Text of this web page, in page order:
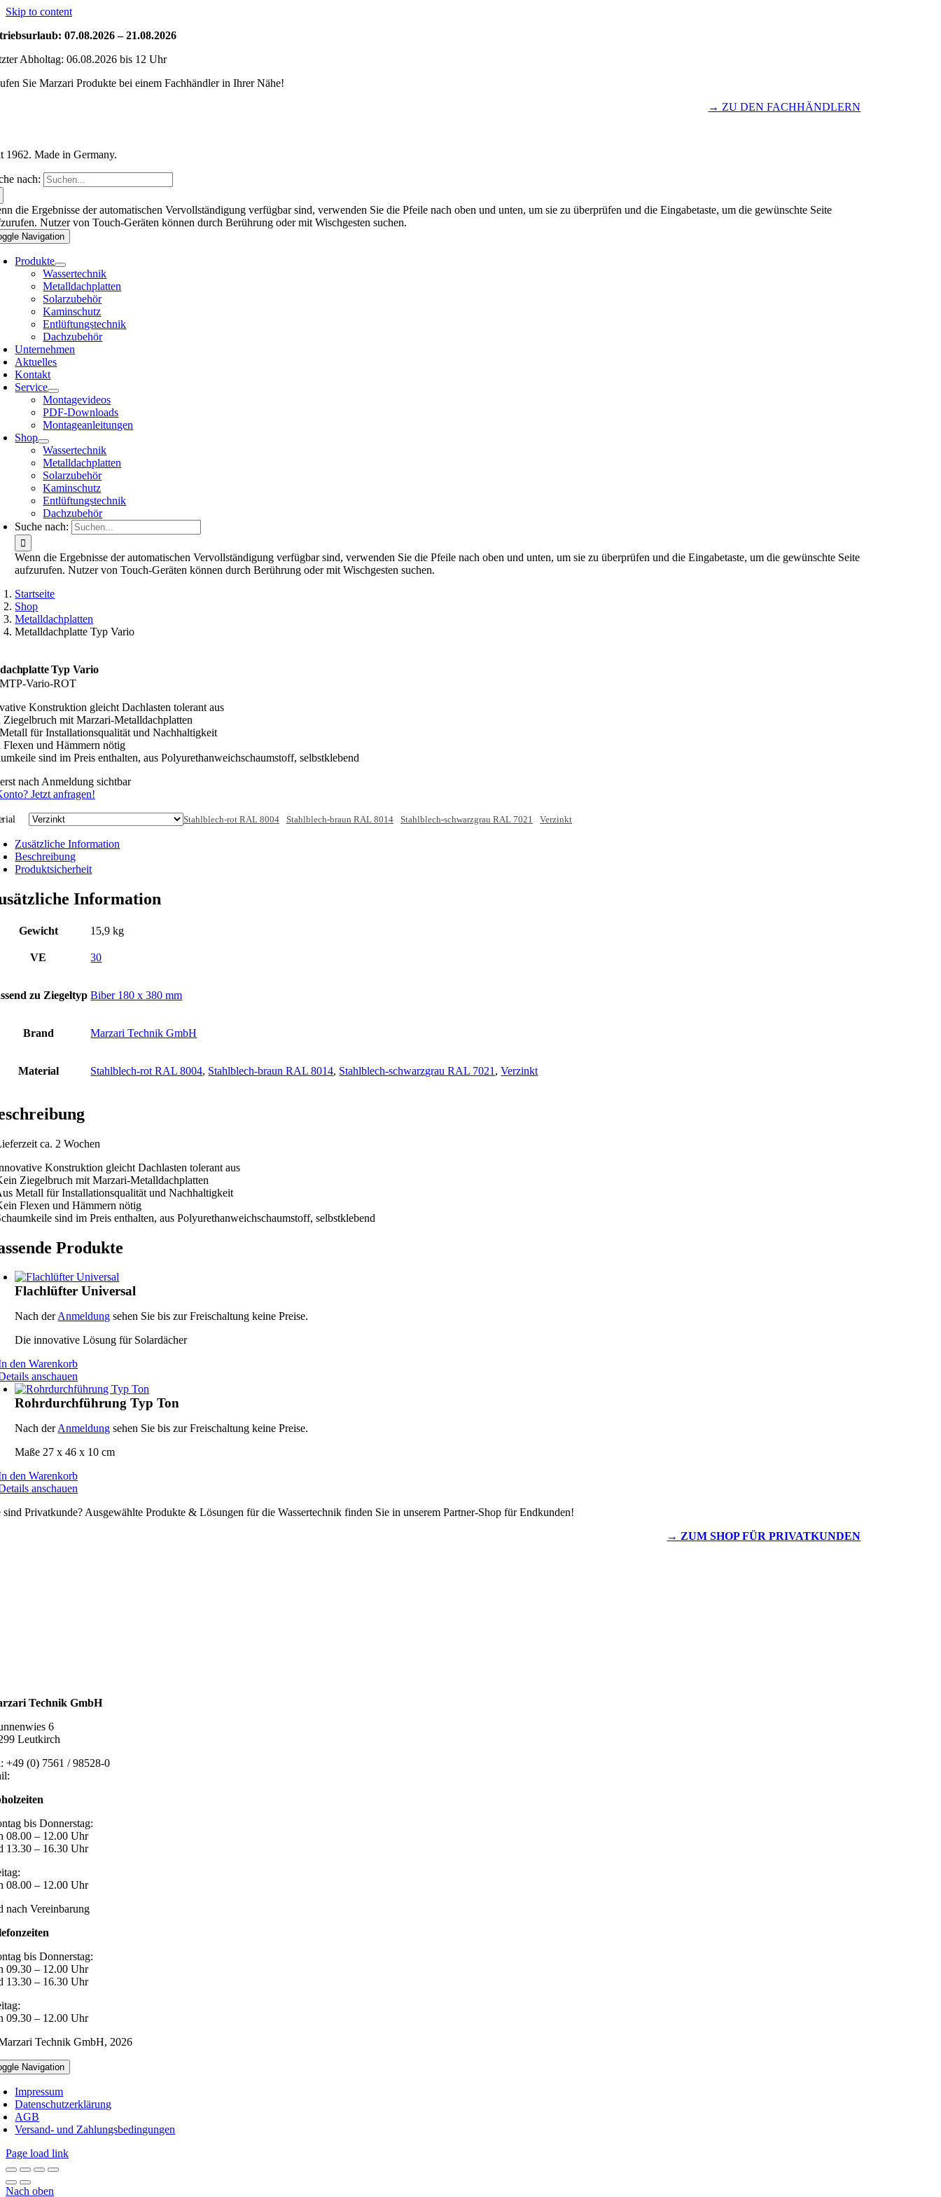
Skip to content
07.08.2026 – 21.08.2026
Abholtag: 06.08.2026 bis 12 Uhr
Sie Marzari Produkte bei einem Fachhändler in Ihrer Nähe!
→ ZU DEN FACHHÄNDLERN
1962. Made in Germany.
nach:
die Ergebnisse der automatischen Vervollständigung verfügbar sind, verwenden Sie die Pfeile nach oben und unten, um sie zu überprüfen und die Eingabetaste, um die gewünschte Seite
Nutzer von Touch-Geräten können durch Berührung oder mit Wischgesten suchen.
Navigation
Produkte
Wassertechnik
Metalldachplatten
Solarzubehör
Kaminschutz
Entlüftungstechnik
Dachzubehör
Unternehmen
Aktuelles
Kontakt
Service
Montagevideos
PDF-Downloads
Montageanleitungen
Shop
Wassertechnik
Metalldachplatten
Solarzubehör
Kaminschutz
Entlüftungstechnik
Dachzubehör
Suche nach:
Wenn die Ergebnisse der automatischen Vervollständigung verfügbar sind, verwenden Sie die Pfeile nach oben und unten, um sie zu überprüfen und die Eingabetaste, um die gewünschte Seite
aufzurufen. Nutzer von Touch-Geräten können durch Berührung oder mit Wischgesten suchen.
Startseite
Shop
Metalldachplatten
Metalldachplatte Typ Vario
Typ Vario
MTP-Vario-ROT
Konstruktion gleicht Dachlasten tolerant aus
mit Marzari-Metalldachplatten
für Installationsqualität und Nachhaltigkeit
und Hämmern nötig
sind im Preis enthalten, aus Polyurethanweichschaumstoff, selbstklebend
nach Anmeldung sichtbar
Jetzt anfragen!
Stahlblech-rot RAL 8004 Stahlblech-braun RAL 8014 Stahlblech-schwarzgrau RAL 7021 Verzinkt
Zusätzliche Information
Beschreibung
Produktsicherheit
Information
Gewicht 15,9 kg
VE 30
zu Ziegeltyp Biber 180 x 380 mm
Brand Marzari Technik GmbH
Material Stahlblech-rot RAL 8004, Stahlblech-braun RAL 8014, Stahlblech-schwarzgrau RAL 7021 ,Verzinkt
ca. 2 Wochen
Konstruktion gleicht Dachlasten tolerant aus
Ziegelbruch mit Marzari-Metalldachplatten
Metall für Installationsqualität und Nachhaltigkeit
Flexen und Hämmern nötig
sind im Preis enthalten, aus Polyurethanweichschaumstoff, selbstklebend
Produkte
Flachlüfter Universal
Nach derAnmeldung sehen Sie bis zur Freischaltung keine Preise.
Die innovative Lösung für Solardächer
den Warenkorb
anschauen
Rohrdurchführung Typ Ton
Nach derAnmeldung sehen Sie bis zur Freischaltung keine Preise.
Maße 27 x 46 x 10 cm
den Warenkorb
anschauen
sind Privatkunde? Ausgewählte Produkte & Lösungen für die Wassertechnik finden Sie in unserem Partner-Shop für Endkunden!
→ ZUM SHOP FÜR PRIVATKUNDEN
Technik GmbH
6
Leutkirch
+49 (0) 7561 / 98528-0
bis Donnerstag:
08.00 – 12.00 Uhr
13.30 – 16.30 Uhr
08.00 – 12.00 Uhr
nach Vereinbarung
bis Donnerstag:
09.30 – 12.00 Uhr
13.30 – 16.30 Uhr
09.30 – 12.00 Uhr
Technik GmbH,2026
Navigation
Impressum
Datenschutzerklärung
AGB
Versand- und Zahlungsbedingungen
Page load link
Nach oben